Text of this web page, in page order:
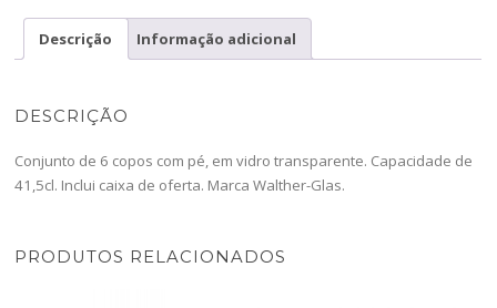
CONJ-
Descrição Informação adicional
DESCRIÇÃO
Conjunto de 6 copos com pé, em vidro transparente. Capacidade de
41,5cl. Inclui caixa de oferta. Marca Walther-Glas.
PRODUTOS RELACIONADOS